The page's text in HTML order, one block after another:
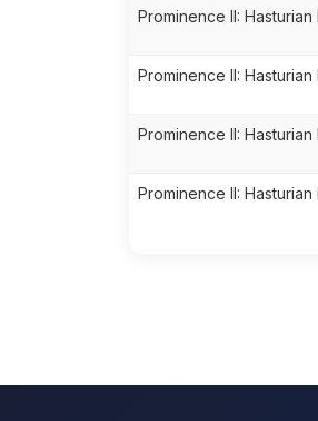
Prominence II: Hasturian
Prominence II: Hasturian
Prominence II: Hasturian
Prominence II: Hasturian